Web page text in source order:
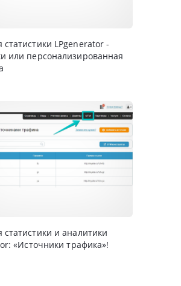
LPgenerator -
или персонализированная
и аналитики
«Источники трафика»!